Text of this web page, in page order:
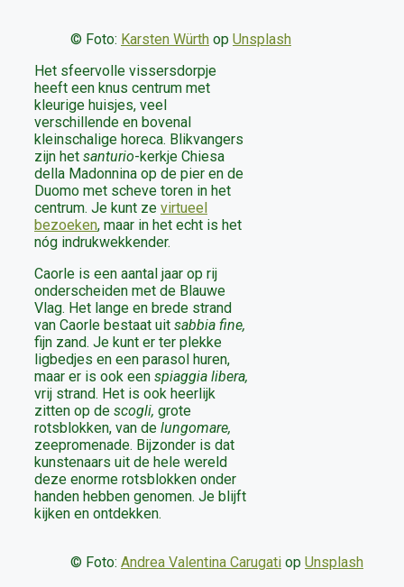
© Foto: Karsten Würth op Unsplash
Het sfeervolle vissersdorpje
heeft een knus centrum met
kleurige huisjes, veel
verschillende en bovenal
kleinschalige horeca. Blikvangers
zijn het santurio-kerkje Chiesa
della Madonnina op de pier en de
Duomo met scheve toren in het
centrum. Je kunt ze virtueel
bezoeken, maar in het echt is het
nóg indrukwekkender.
Caorle is een aantal jaar op rij
onderscheiden met de Blauwe
Vlag. Het lange en brede strand
van Caorle bestaat uit sabbia fine,
fijn zand. Je kunt er ter plekke
ligbedjes en een parasol huren,
maar er is ook een spiaggia libera,
vrij strand. Het is ook heerlijk
zitten op de scogli, grote
rotsblokken, van de lungomare,
zeepromenade. Bijzonder is dat
kunstenaars uit de hele wereld
deze enorme rotsblokken onder
handen hebben genomen. Je blijft
kijken en ontdekken.
© Foto: Andrea Valentina Carugati op Unsplash